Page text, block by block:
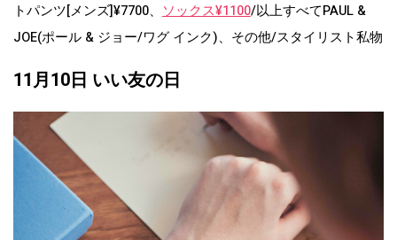
トパンツ[メンズ]¥7700、 ソックス¥1100/以上すべてPAUL &
JOE(ポール & ジョー/ワグ インク)、その他/スタイリスト私物
11月10日 いい友の日